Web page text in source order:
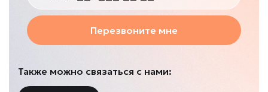
Перезвоните мне
Также можно связаться с нами: